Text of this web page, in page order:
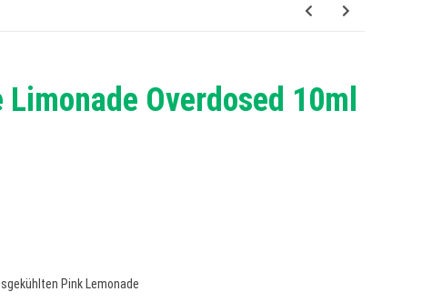
Overdosed 10ml
Pink Lemonade